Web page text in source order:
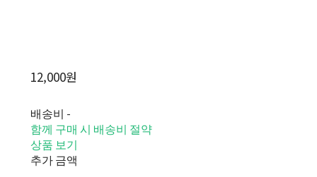
12,000원
배송비 -
함께 구매 시 배송비 절약
상품 보기
추가 금액